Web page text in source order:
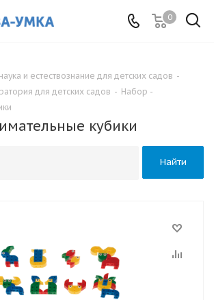
0
и естествознание для детских садов -
для детских садов - Набор -
кубики
Найти